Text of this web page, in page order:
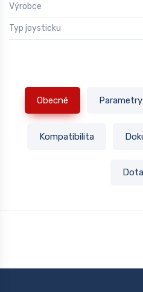
Výrobce
Typ joysticku
Obecné Parametry
Kompatibilita